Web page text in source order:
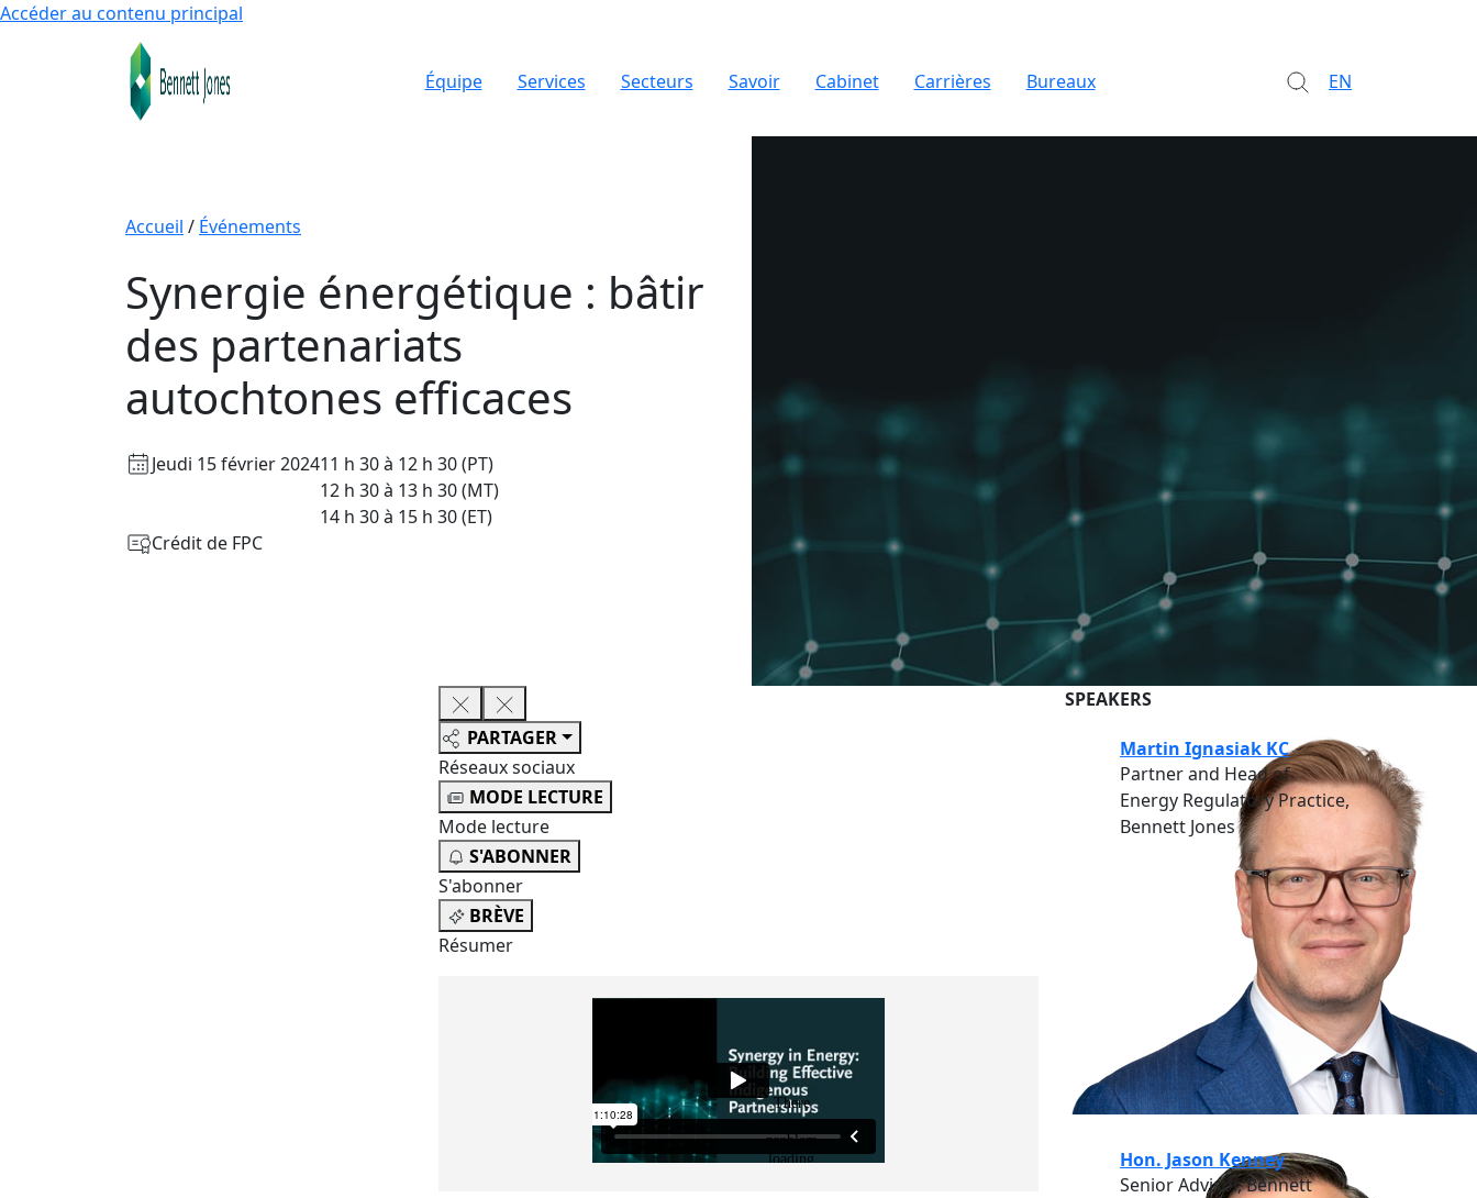
Accéder au contenu principal
Équipe Services Secteurs Savoir Cabinet Carrières Bureaux EN
Accueil / Événements
Synergie énergétique : bâtir
des partenariats
autochtones efficaces
Jeudi 15 février 202411 h 30 à 12 h 30 (PT)
12 h 30 à 13 h 30 (MT)
14 h 30 à 15 h 30 (ET)
Crédit de FPC
PARTAGER
Réseaux sociaux
MODE LECTURE
Mode lecture
S'ABONNER
S'abonner
BRÈVE
Résumer
SPEAKERS
Martin Ignasiak KC
Partner and Head of
Energy Regulatory Practice,
Bennett Jones
Hon. Jason Kenney
Senior Advisor, Bennett